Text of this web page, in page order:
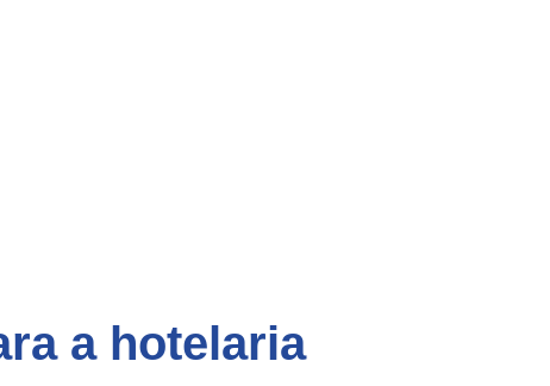
a hotelaria